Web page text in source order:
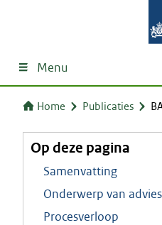
Menu
Home Publicaties
Op deze pagina
Samenvatting
Onderwerp van advies
Procesverloop